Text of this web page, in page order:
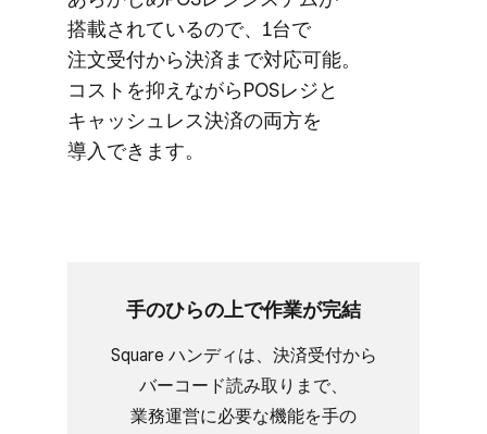
搭載されているので、​1台で​
注文受付から​決済まで​対応可能。​
コストを​抑えながら​POSレジと​
キャッシュレス決済の​両方を​
導入できます。
手の​ひらの​上で​作業が​完結
Square ハンディは、​決済受付から​
バーコード読み取りまで、​
業務運営に​必要な​機能を​手の​